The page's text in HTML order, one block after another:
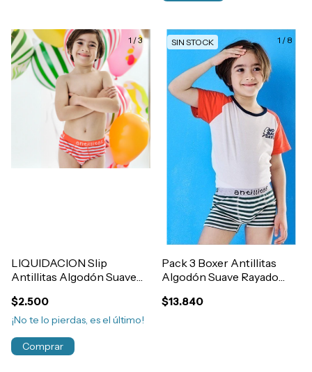
1 /3
LIQUIDACION Slip
Antillitas Algodón Suave
Exterior Niño Art.270
$2.500
¡No te lo pierdas, es el último!
Comprar
1 / 8
SIN STOCK
Pack 3 Boxer Antillitas
Algodón Suave Rayado
Art.370
$13.840